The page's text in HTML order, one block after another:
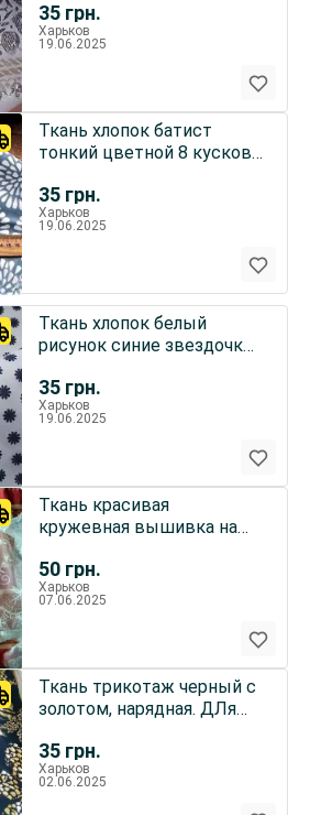
35 грн.
гладкая
Харьков
19.06.2025
35 грн.
Ткань хлопок батист
тонкий цветной 8 кусков
Харьков
19.06.2025
35 грн.
Ткань хлопок белый
рисунок синие звездочки
Харьков
19.06.2025
50 грн.
Ткань красивая
кружевная вышивка на
Hand Made
Харьков
07.06.2025
35 грн.
Ткань трикотаж черный с
золотом, нарядная. ДЛя
Харьков
02.06.2025